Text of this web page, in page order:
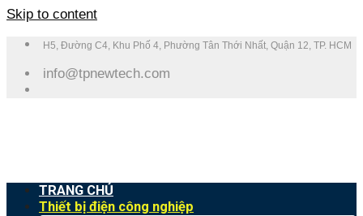
Skip to content
H5, Đường C4, Khu Phố 4, Phường Tân Thới Nhất, Quận 12, TP. HCM
info@tpnewtech.com
TRANG CHỦ
Thiết bị điện công nghiệp